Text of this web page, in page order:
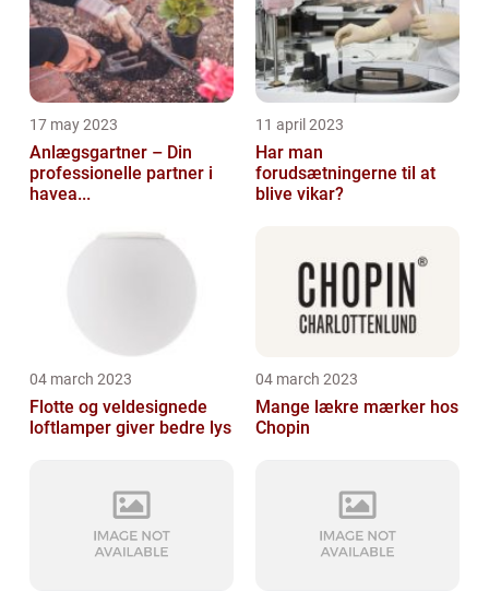
17 may 2023
Anlægsgartner – Din
professionelle partner i
havea...
11 april 2023
Har man
forudsætningerne til at
blive vikar?
04 march 2023
Flotte og veldesignede
loftlamper giver bedre lys
04 march 2023
Mange lækre mærker hos
Chopin